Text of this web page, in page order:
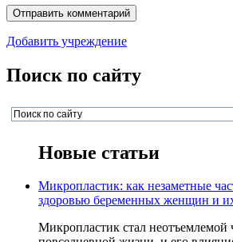
Добавить учреждение
Поиск по сайту
Новые статьи
Микропластик: как незаметные
здоровью беременных женщин и
Микропластик стал неотъемлемой